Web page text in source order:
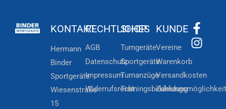
KONTAKT
Hermann
Binder
Sportgeräte
Wiesenstraße
15
RECHTLICHES
AGB
Datenschutz
Impressum
Widerrufsrecht
SHOP
Turngeräte
Sportgeräte
Turnanzüge
Trainingsbekleidung
KUNDE
Vereine
Warenkorb
Versandkosten